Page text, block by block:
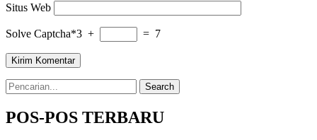
Situs Web
Solve Captcha*3 + = 7
Search
for:
POS-POS TERBARU